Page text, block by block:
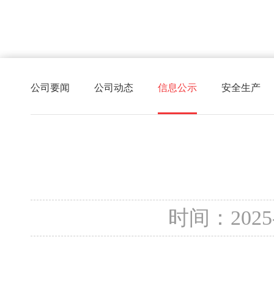
公司要闻 公司动态 信息公示 安全生产
时间：